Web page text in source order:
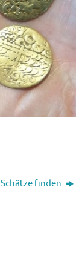
Schätze finden